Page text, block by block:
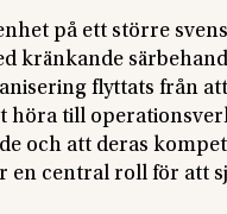
på ett större
kränkande
flyttats från
höra till
och att deras
en central roll för att